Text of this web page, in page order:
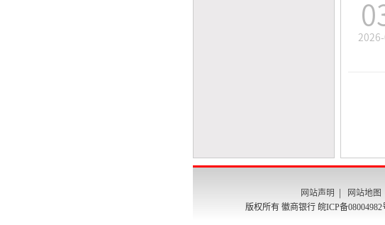
网站声明 网站地图
版权所有 徽商银行 皖ICP备08004982